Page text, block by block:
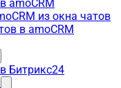
amoCRM
из окна чатов
в amoCRM
Битрикс24